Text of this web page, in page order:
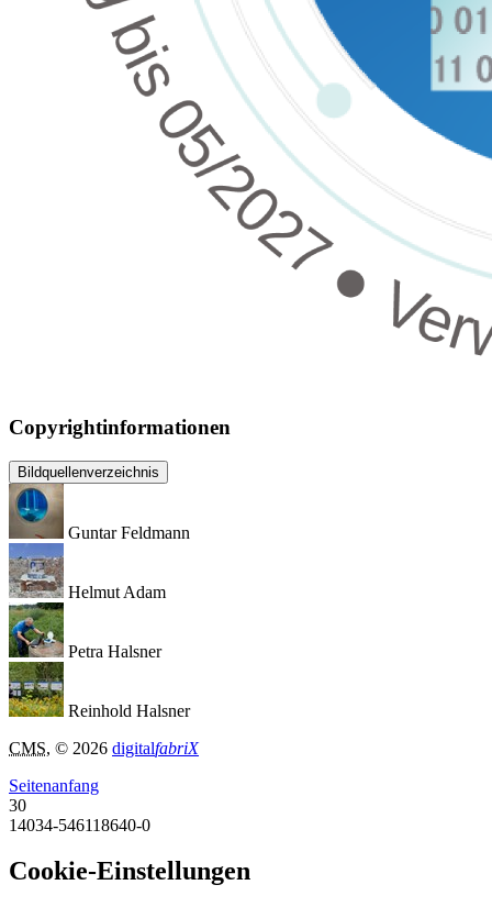
Copyrightinformationen
Bildquellenverzeichnis
Guntar Feldmann
Helmut Adam
Petra Halsner
Reinhold Halsner
CMS, © 2026 digitalfabriX
Seitenanfang
30
14034-546118640-0
Cookie-Einstellungen